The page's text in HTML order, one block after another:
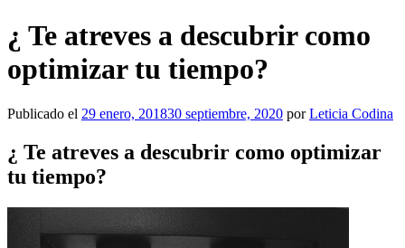
¿ Te atreves a descubrir como
optimizar tu tiempo?
Publicado el 29 enero, 201830 septiembre, 2020 porLeticia Codina
¿ Te atreves a descubrir como optimizar
tu tiempo?